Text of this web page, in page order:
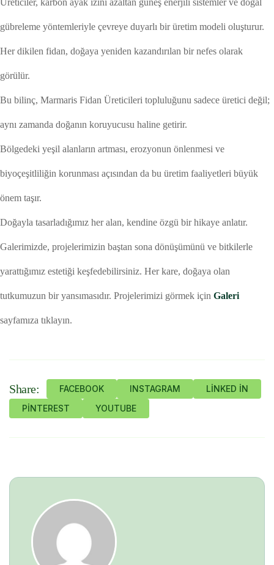
Üreticiler, karbon ayak izini azaltan güneş enerjili sistemler ve doğal
gübreleme yöntemleriyle çevreye duyarlı bir üretim modeli oluşturur.
Her dikilen fidan, doğaya yeniden kazandırılan bir nefes olarak
görülür.
Bu bilinç, Marmaris Fidan Üreticileri topluluğunu sadece üretici değil;
aynı zamanda doğanın koruyucusu haline getirir.
Bölgedeki yeşil alanların artması, erozyonun önlenmesi ve
biyoçeşitliliğin korunması açısından da bu üretim faaliyetleri büyük
önem taşır.
Doğayla tasarladığımız her alan, kendine özgü bir hikaye anlatır.
Galerimizde, projelerimizin baştan sona dönüşümünü ve bitkilerle
yarattığımız estetiği keşfedebilirsiniz. Her kare, doğaya olan
tutkumuzun bir yansımasıdır. Projelerimizi görmek için Galeri
sayfamıza tıklayın.
Share: FACEBOOK INSTAGRAM
LINKED IN
PINTEREST
YOUTUBE